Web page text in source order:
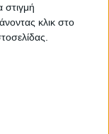
κλικ στο